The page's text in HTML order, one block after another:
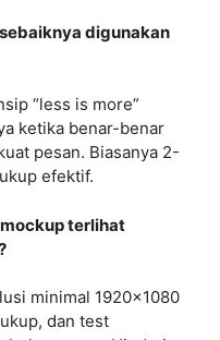
digunakan
“less is more”
ketika benar-benar
pesan. Biasanya 2-
efektif.
terlihat
minimal 1920×1080
dan test